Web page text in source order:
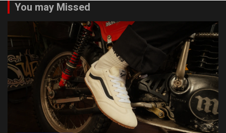
You may Missed